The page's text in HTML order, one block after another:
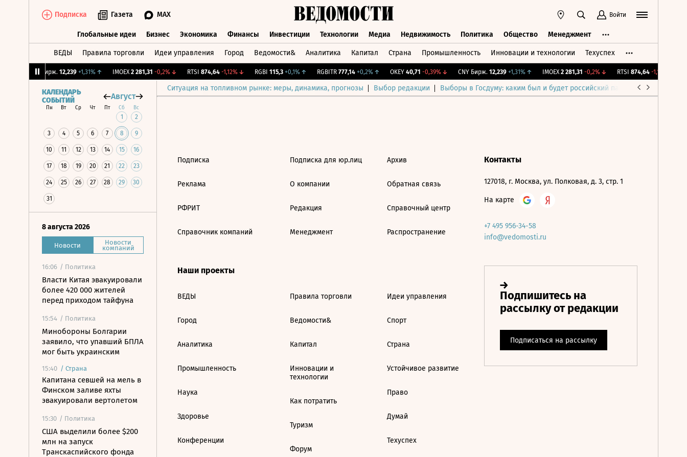
Подписка Газета MAX Войти
Глобальные идеи Бизнес Экономика Финансы Инвестиции Технологии Медиа Недвижимость Политика Общество Менеджмент
ВЕДЫ Правила торговли Идеи управления Город Ведомости& Аналитика Капитал Страна Промышленность Инновации и технологии Техуспех
CNY Бирж. 12,239 +1,31%↑ IMOEX 2 281,31 -0,2%↓ RTSI 874,64 -1,12%↓ RGBI 115,3 +0,1%↑ RGBITR 777,14 +0,2%↑ OKEY 40,71 -0,39%↓ CNY Бирж. 12,239 +1,31%↑ IMOEX 2 281,31 -0,2%↓ RTSI 874,64 -1,12%
Ситуация на топливном рынке: меры, динамика, прогнозы Выбор редакции Выборы в Госдуму: каким был и будет российский парламент
КАЛЕНДАРЬ
СОБЫТИЙ
Август
Пн Вт Ср Чт Пт Сб Вс
1 2
3 4 5 6 7 8 9
10 11 12 13 14 15 16
17 18 19 20 21 22 23
24 25 26 27 28 29 30
31
8 августа 2026
Новости Новости
компаний
16:06 / Политика
Власти Китая эвакуировали
более 420 000 жителей
перед приходом тайфуна
15:54 / Политика
Минобороны Болгарии
заявило, что упавший БПЛА
мог быть украинским
15:40 / Страна
Капитана севшей на мель в
Финском заливе яхты
эвакуировали вертолетом
15:30 / Политика
США выделили более $200
млн на запуск
Транскаспийского фонда
Подписка
Реклама
РФРИТ
Справочник компаний
Подписка для юр.лиц
О компании
Редакция
Менеджмент
Архив
Обратная связь
Справочный центр
Распространение
Наши проекты
ВЕДЫ
Город
Аналитика
Промышленность
Наука
Здоровье
Конференции
Правила торговли
Ведомости&
Капитал
Инновации и
технологии
Как потратить
Туризм
Форум
Идеи управления
Спорт
Страна
Устойчивое развитие
Право
Думай
Техуспех
Контакты
127018, г. Москва, ул. Полковая, д. 3, стр. 1
На карте
+7 495 956-34-58
info@vedomosti.ru